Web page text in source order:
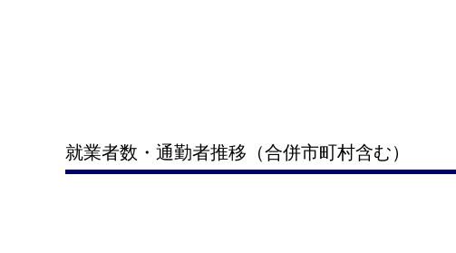
就業者数・通勤者推移（合併市町村含む）